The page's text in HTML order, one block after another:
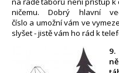
ničemu. Dobrý hlavní
číslo a umožní vám ve
slyšet - jistě vám ho rád k